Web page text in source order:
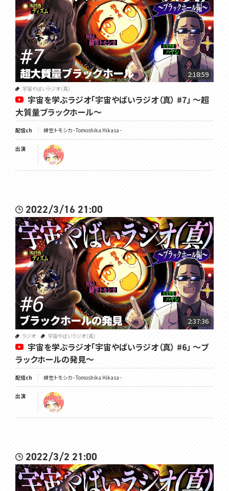
2:18:59
宇宙やばいラジオ（真）
宇宙を学ぶラジオ「宇宙やばいラジオ（真） #7」 ～超
大質量ブラックホール～
配信ch 緋笠トモシカ - Tomoshika Hikasa -
出演
2022/3/16 21:00
2:37:36
ラジオ 宇宙やばいラジオ（真）
宇宙を学ぶラジオ「宇宙やばいラジオ（真） #6」 ～ブ
ラックホールの発見～
配信ch 緋笠トモシカ - Tomoshika Hikasa -
出演
2022/3/2 21:00